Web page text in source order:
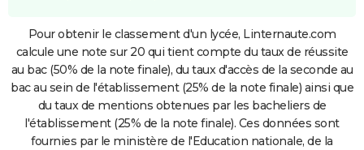
Pour obtenir le classement d'un lycée, Linternaute.com
calcule une note sur 20 qui tient compte du taux de réussite
au bac (50% de la note finale), du taux d'accès de la seconde au
bac au sein de l'établissement (25% de la note finale) ainsi que
du taux de mentions obtenues par les bacheliers de
l'établissement (25% de la note finale). Ces données sont
fournies par le ministère de l'Education nationale, de la